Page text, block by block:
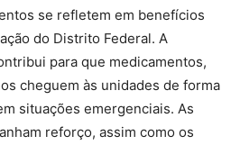
se refletem em benefícios
do Distrito Federal. A
para que medicamentos,
cheguem às unidades de forma
situações emergenciais. As
reforço, assim como os